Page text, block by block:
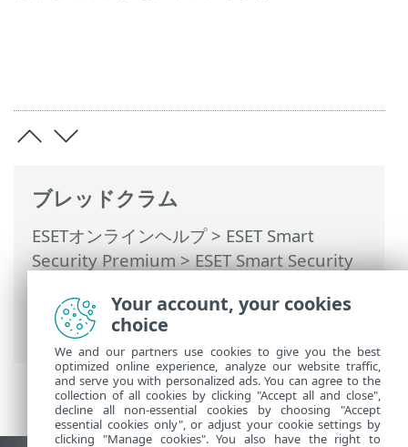
ブレッドクラム
ESETオンラインヘルプ> ESET Smart
Security Premium>ESET Smart Security
ール>Anti-Theft> ダイアログウィンドウ
- Anti-Theft > デバイス名を設定
Your account, your cookies
choice
We and our partners use cookies to give you the best
optimized online experience, analyze our website traffic,
and serve you with personalized ads. You can agree to the
collection of all cookies by clicking "Accept all and close",
decline all non-essential cookies by choosing "Accept
essential cookies only", or adjust your cookie settings by
clicking "Manage cookies". You also have the right to